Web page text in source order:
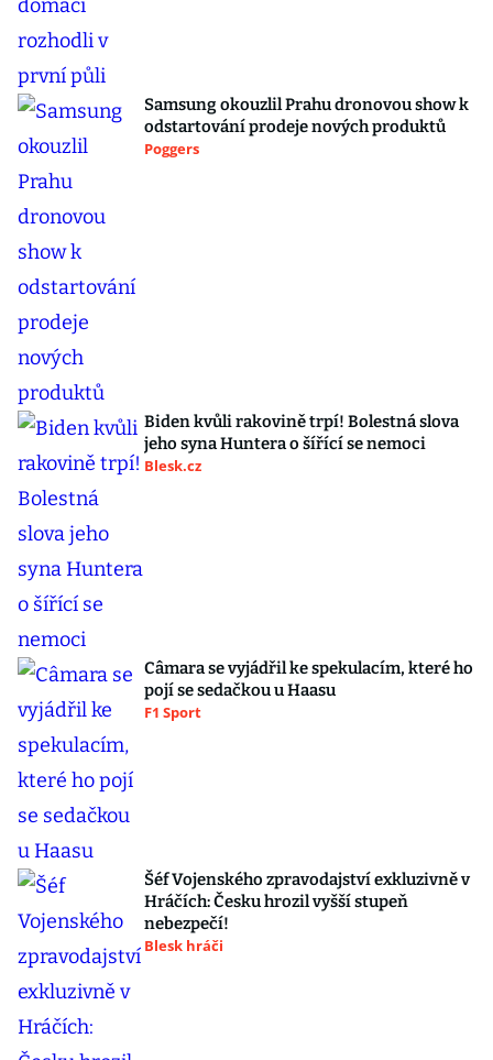
Samsung okouzlil Prahu dronovou show k
odstartování prodeje nových produktů
Poggers
Biden kvůli rakovině trpí! Bolestná slova
jeho syna Huntera o šířící se nemoci
Blesk.cz
Câmara se vyjádřil ke spekulacím, které ho
pojí se sedačkou u Haasu
F1 Sport
Šéf Vojenského zpravodajství exkluzivně v
Hráčích: Česku hrozil vyšší stupeň
nebezpečí!
Blesk hráči